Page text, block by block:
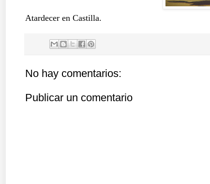
Atardecer en Castilla.
No hay comentarios:
Publicar un comentario